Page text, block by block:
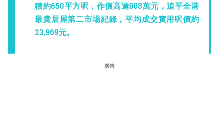
積約650平方呎，作價高達908萬元，追平全港
最貴居屋第二市場紀錄，平均成交實用呎價約
13,969元。
廣告